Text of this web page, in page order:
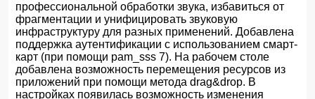
профессиональной обработки звука, избавиться от
фрагментации и унифицировать звуковую
инфраструктуру для разных применений. Добавлена
поддержка аутентификации с использованием смарт-
карт (при помощи pam_sss 7). На рабочем столе
добавлена возможность перемещения ресурсов из
приложений при помощи метода drag&drop. В
настройках появилась возможность изменения